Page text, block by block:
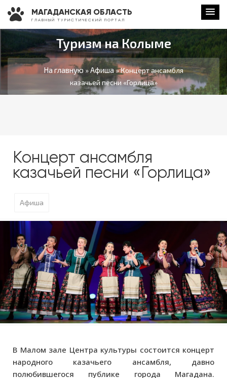
МАГАДАНСКАЯ ОБЛАСТЬ
Г Л А В Н Ы Й Т У Р И С Т И Ч Е С К И Й П О Р Т А Л
Туризм на Колыме
На главную »Афиша» Концерт ансамбля
казачьей песни «Горлица»
Концерт ансамбля
казачьей песни «Горлица»
Афиша
В Малом зале Центра культуры состоится концерт
народного казачьего ансамбля, давно
полюбившегося публике города Магадана.